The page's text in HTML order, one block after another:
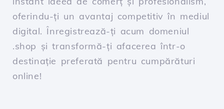
oferindu-ți un avantaj competitiv în mediul
digital. Înregistrează-ți acum domeniul
.shop și transformă-ți afacerea într-o
destinație preferată pentru cumpărături
online!